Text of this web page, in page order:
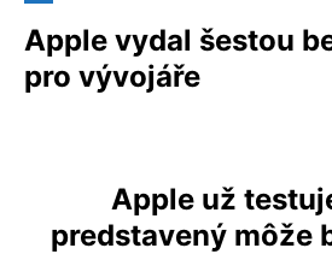
Apple vydal šestou
pro vývojáře
Apple už
predstavený môže